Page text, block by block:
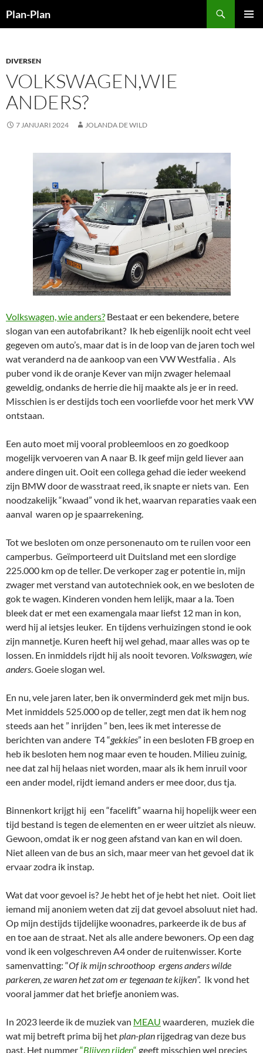
naar
Plan-Plan
DIVERSEN
VOLKSWAGEN,WIE
ANDERS?
7 JANUARI 2024 JOLANDA DE WILD
Volkswagen, wie anders? Bestaat er een bekendere, betere
slogan van een autofabrikant? Ik heb eigenlijk nooit echt veel
gegeven om auto’s, maar dat is in de loop van de jaren toch wel
wat veranderd na de aankoop van een VW Westfalia . Als
puber vond ik de oranje Kever van mijn zwager helemaal
geweldig, ondanks de herrie die hij maakte als je er in reed.
Misschien is er destijds toch een voorliefde voor het merk VW
ontstaan.
Een auto moet mij vooral probleemloos en zo goedkoop
mogelijk vervoeren van A naar B. Ik geef mijn geld liever aan
andere dingen uit. Ooit een collega gehad die ieder weekend
zijn BMW door de wasstraat reed, ik snapte er niets van. Een
noodzakelijk “kwaad” vond ik het, waarvan reparaties vaak een
aanval waren op je spaarrekening.
Tot we besloten om onze personenauto om te ruilen voor een
camperbus. Geïmporteerd uit Duitsland met een slordige
225.000 km op de teller. De verkoper zag er potentie in, mijn
zwager met verstand van autotechniek ook, en we besloten de
gok te wagen. Kinderen vonden hem lelijk, maar a la. Toen
bleek dat er met een examengala maar liefst 12 man in kon,
werd hij al ietsjes leuker. En tijdens verhuizingen stond ie ook
zijn mannetje. Kuren heeft hij wel gehad, maar alles was op te
lossen. En inmiddels rijdt hij als nooit tevoren. Volkswagen, wie
anders . Goeie slogan wel.
En nu, vele jaren later, ben ik onverminderd gek met mijn bus.
Met inmiddels 525.000 op de teller, zegt men dat ik hem nog
steeds aan het ” inrijden ” ben, lees ik met interesse de
berichten van andere T4 “gekkies” in een besloten FB groep en
heb ik besloten hem nog maar even te houden. Milieu zuinig,
nee dat zal hij helaas niet worden, maar als ik hem inruil voor
een ander model, rijdt iemand anders er mee door, dus tja.
Binnenkort krijgt hij een “facelift” waarna hij hopelijk weer een
tijd bestand is tegen de elementen en er weer uitziet als nieuw.
Gewoon, omdat ik er nog geen afstand van kan en wil doen.
Niet alleen van de bus an sich, maar meer van het gevoel dat ik
ervaar zodra ik instap.
Wat dat voor gevoel is? Je hebt het of je hebt het niet. Ooit liet
iemand mij anoniem weten dat zij dat gevoel absoluut niet had.
Op mijn destijds tijdelijke woonadres, parkeerde ik de bus af
en toe aan de straat. Net als alle andere bewoners. Op een dag
vond ik een volgeschreven A4 onder de ruitenwisser. Korte
samenvatting: “Of ik mijn schroothoop ergens anders wilde
parkeren, ze waren het zat om er tegenaan te kijken”. Ik vond het
vooral jammer dat het briefje anoniem was.
In 2023 leerde ik de muziek van MEAU waarderen, muziek die
wat mij betreft prima bij hetplan-plan rijgedrag van deze bus
past. Het nummer“Blijven rijden“ geeft misschien wel precies